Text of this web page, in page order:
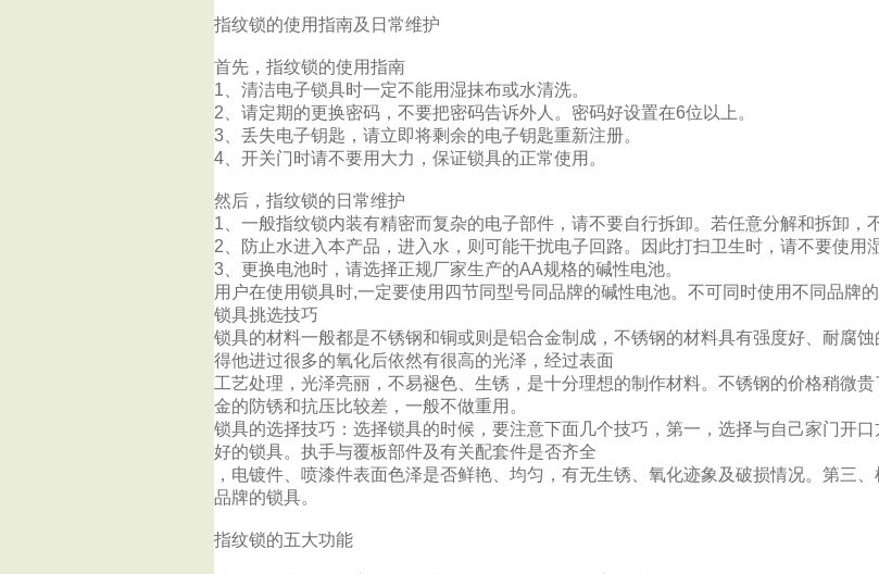
指纹锁的使用指南及日常维护
首先，指纹锁的使用指南
1、清洁电子锁具时一定不能用湿抹布或水清洗。
2、请定期的更换密码，不要把密码告诉外人。密码好设置在6位以上。
3、丢失电子钥匙，请立即将剩余的电子钥匙重新注册。
4、开关门时请不要用大力，保证锁具的正常使用。
然后，指纹锁的日常维护
1、一般指纹锁内装有精密而复杂的电子部件，请不要自行拆卸。若任意分解和拆卸，
2、防止水进入本产品，进入水，则可能干扰电子回路。因此打扫卫生时，请不要使用
3、更换电池时，请选择正规厂家生产的AA规格的碱性电池。
用户在使用锁具时,一定要使用四节同型号同品牌的碱性电池。不可同时使用不同品牌
锁具挑选技巧
锁具的材料一般都是不锈钢和铜或则是铝合金制成，不锈钢的材料具有强度好、耐腐
得他进过很多的氧化后依然有很高的光泽，经过表面
工艺处理，光泽亮丽，不易褪色、生锈，是十分理想的制作材料。不锈钢的价格稍微
金的防锈和抗压比较差，一般不做重用。
锁具的选择技巧：选择锁具的时候，要注意下面几个技巧，第一，选择与自己家门开
好的锁具。执手与覆板部件及有关配套件是否齐全
，电镀件、喷漆件表面色泽是否鲜艳、均匀，有无生锈、氧化迹象及破损情况。第三
品牌的锁具。
指纹锁的五大功能